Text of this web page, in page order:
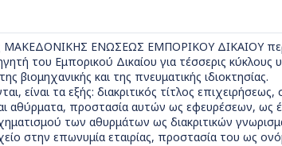
ΜΑΚΕΔΟΝΙΚΗΣ ΕΝΩΣΕΩΣ ΕΜΠΟΡΙΚΟΥ ΔΙΚΑΙΟΥ
του Εμπορικού Δικαίου για τέσσερις
βιομηχανικής και της πνευματικής ιδιοκτησίας.
είναι τα εξής: διακριτικός τίτλος επιχειρήσεως,
αθύρματα, προστασία αυτών ως εφευρέσεων, ως
των αθυρμάτων ως διακριτικών
στην επωνυμία εταιρίας, προστασία του ως